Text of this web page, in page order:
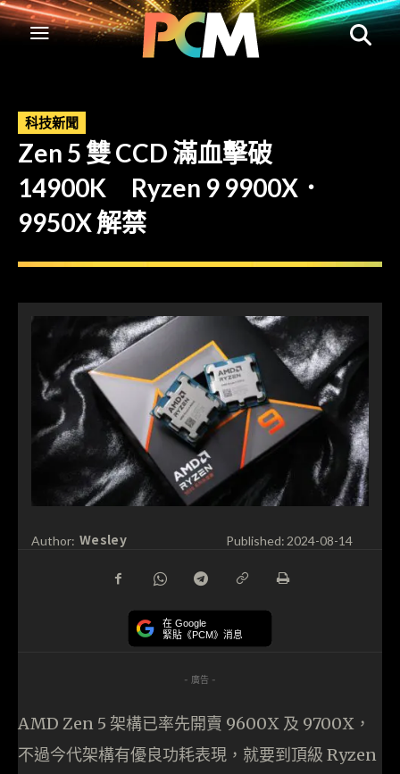
科技新聞
Zen 5 雙 CCD 滿血擊破
14900K Ryzen 9 9900X．
9950X 解禁
Author: Wesley Published: 2024-08-14
在 Google
緊貼《PCM》消息
- 廣告 -
AMD Zen 5 架構已率先開賣 9600X 及 9700X，
不過今代架構有優良功耗表現，就要到頂級 Ryzen